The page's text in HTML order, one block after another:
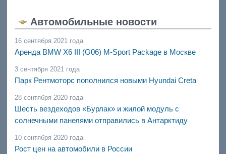
Автомобильные новости
16 сентября 2021 года
Аренда BMW X6 III (G06) M-Sport Package в Москве
3 сентября 2021 года
Парк Рентмоторс пополнился новыми Hyundai Creta
28 сентября 2020 года
Шесть вездеходов «Бурлак» и жилой модуль с
солнечными панелями отправились в Антарктиду
10 сентября 2020 года
Рост цен на автомобили в России